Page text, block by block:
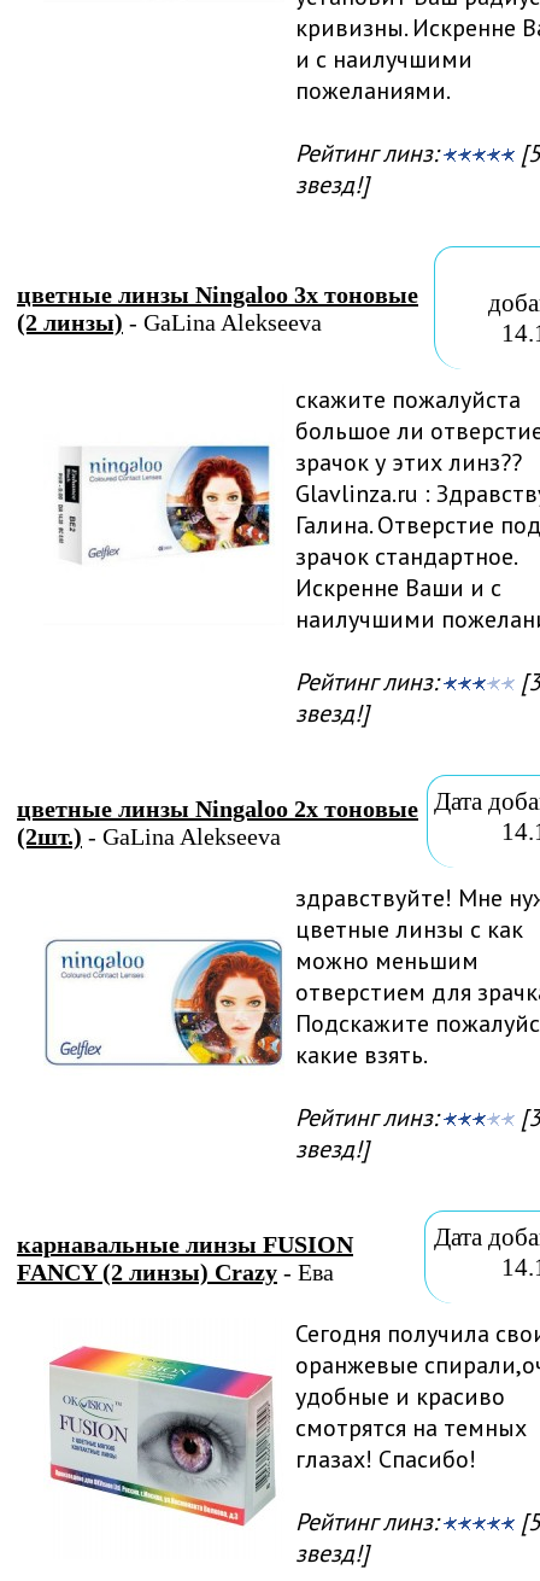
кривизны. Искренне
и с наилучшими
пожеланиями.
Рейтинг линз:
звезд!]
цветные линзы Ningaloo 3х тоновые
(2 линзы) - GaLina Alekseeva
скажите пожалуйста
большое ли
зрачок у этих линз??
Glavlinza.ru :
Галина. Отверстие под
зрачок стандартное.
Искренне Ваши и с
наилучшими
Рейтинг линз:
звезд!]
цветные линзы Ningaloo 2х тоновые
(2шт.) - GaLina Alekseeva
Дата
здравствуйте! Мне
цветные линзы с как
можно меньшим
отверстием для
Подскажите
какие взять.
Рейтинг линз:
звезд!]
карнавальные линзы FUSION
FANCY (2 линзы) Crazy - Ева
Дата
Сегодня получила
оранжевые
удобные и красиво
смотрятся на темных
глазах! Спасибо!
Рейтинг линз:
звезд!]